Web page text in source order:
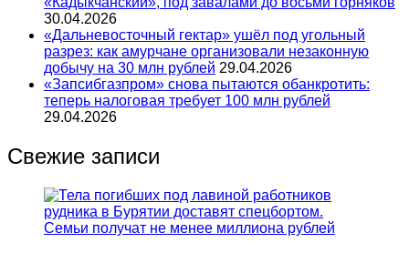
30.04.2026
«Дальневосточный гектар» ушёл под угольный
разрез: как амурчане организовали незаконную
добычу на 30 млн рублей 29.04.2026
«Запсибгазпром» снова пытаются обанкротить:
теперь налоговая требует 100 млн рублей
29.04.2026
Свежие записи